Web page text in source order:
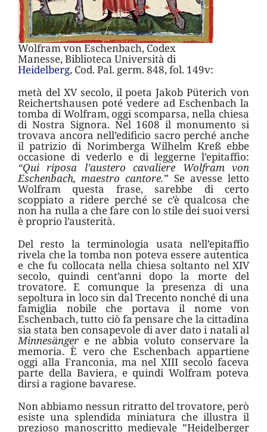
Wolfram von Eschenbach, Codex
Manesse, Biblioteca Università di
Heidelberg, Cod. Pal. germ. 848, fol. 149v:
metà del XV secolo, il poeta Jakob Püterich von
Reichertshausen poté vedere ad Eschenbach la
tomba di Wolfram, oggi scomparsa, nella chiesa
di Nostra Signora. Nel 1608 il monumento si
trovava ancora nell’edificio sacro perché anche
il patrizio di Norimberga Wilhelm Kreß ebbe
occasione di vederlo e di leggerne l’epitaffio:
“Qui riposa l’austero cavaliere Wolfram von
Eschenbach, maestro cantore.” Se avesse letto
Wolfram questa frase, sarebbe di certo
scoppiato a ridere perché se c’è qualcosa che
non ha nulla a che fare con lo stile dei suoi versi
è proprio l’austerità.
Del resto la terminologia usata nell’epitaffio
rivela che la tomba non poteva essere autentica
e che fu collocata nella chiesa soltanto nel XIV
secolo, quindi cent’anni dopo la morte del
trovatore. E comunque la presenza di una
sepoltura in loco sin dal Trecento nonché di una
famiglia nobile che portava il nome von
Eschenbach, tutto ciò fa pensare che la cittadina
sia stata ben consapevole di aver dato i natali al
Minnesänger e ne abbia voluto conservare la
memoria. È vero che Eschenbach appartiene
oggi alla Franconia, ma nel XIII secolo faceva
parte della Baviera, e quindi Wolfram poteva
dirsi a ragione bavarese.
Non abbiamo nessun ritratto del trovatore, però
esiste una splendida miniatura che illustra il
prezioso manoscritto medievale ”Heidelberger